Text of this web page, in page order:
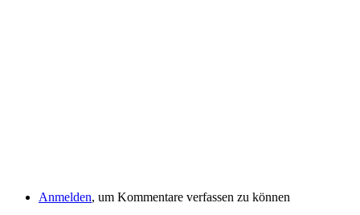
Anmelden, um Kommentare verfassen zu können